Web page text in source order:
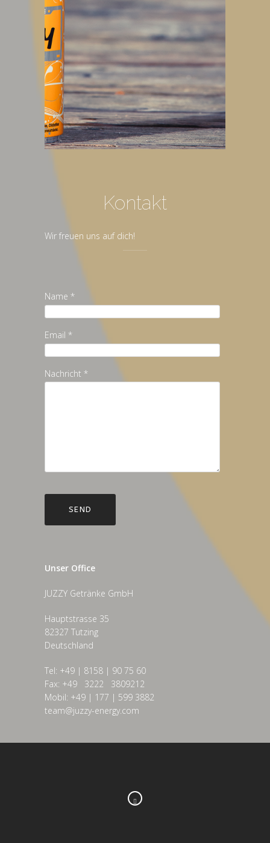
Kontakt
Wir freuen uns auf dich!
Name *
Email *
Nachricht *
Unser Office
JUZZY Getränke GmbH
Hauptstrasse 35
82327 Tutzing
Deutschland
Tel: +49 | 8158 | 90 75 60
Fax: +49 3222 3809212
Mobil: +49 | 177 | 599 3882
team@juzzy-energy.com